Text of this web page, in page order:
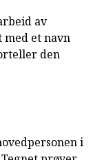
av
et navn
den
i